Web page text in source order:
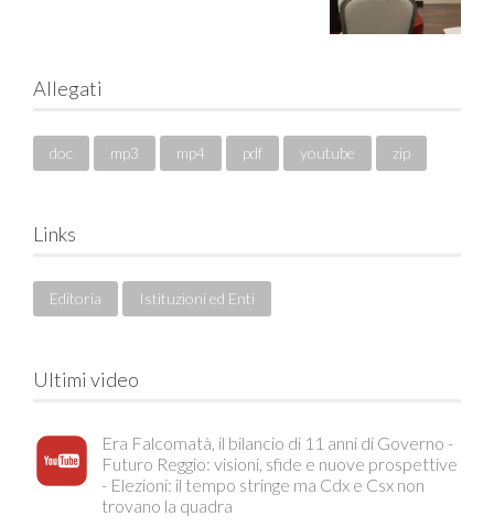
Allegati
doc mp3 mp4 pdf youtube zip
Links
Editoria Istituzioni ed Enti
Ultimi video
Era Falcomatà, il bilancio di 11 anni di Governo -
Futuro Reggio: visioni, sfide e nuove prospettive
- Elezioni: il tempo stringe ma Cdx e Csx non
trovano la quadra